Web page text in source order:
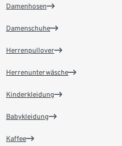
Damenhosen
Damenschuhe
Herrenpullover
Herrenunterwäsche
Kinderkleidung
Babykleidung
Kaffee